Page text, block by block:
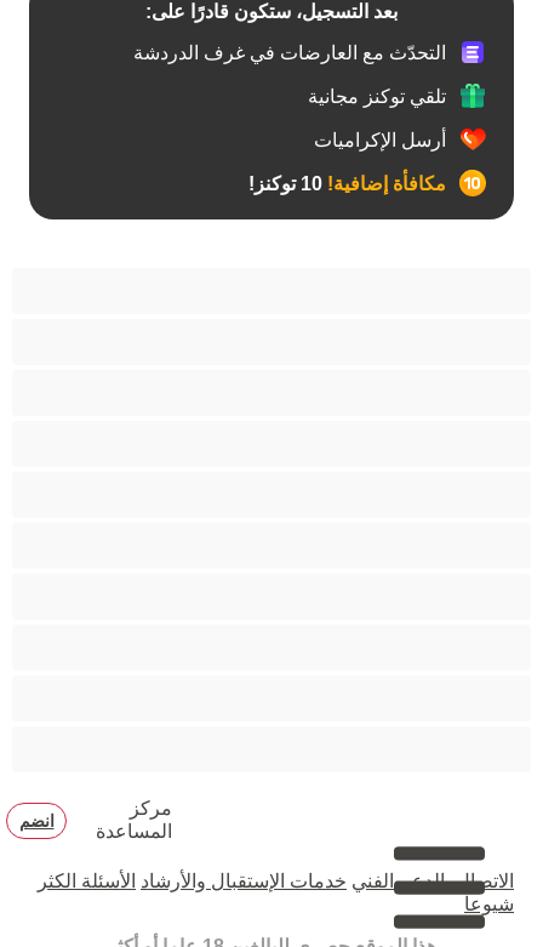
بعد التسجيل، ستكون قادرًا على:
التحدّث مع العارضات في غرف الدردشة
تلقي توكنز مجانية
أرسل الإكراميات
مكافأة إضافية!
مركز
المساعدة
انضم
الاتصال بالدعم الفني خدمات الإستقبال والأرشاد الأسئلة الكثر
شيوعا